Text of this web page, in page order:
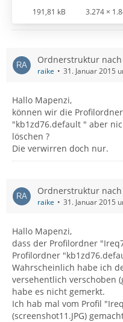
191,81 kB 3.274 ×
Ordnerstruktur
raike 31. Januar 2015
Hallo Mapenzi,
können wir die
"kb1zd76.default " aber
löschen ?
Die verwirren doch nur.
Ordnerstruktur
raike 31. Januar 2015
Hallo Mapenzi,
dass der Profilordner
Profilordner
Wahrscheinlich habe ich
versehentlich verschoben
habe es nicht gemerkt.
Ich hab mal vom Profil
(screenshot11.JPG)